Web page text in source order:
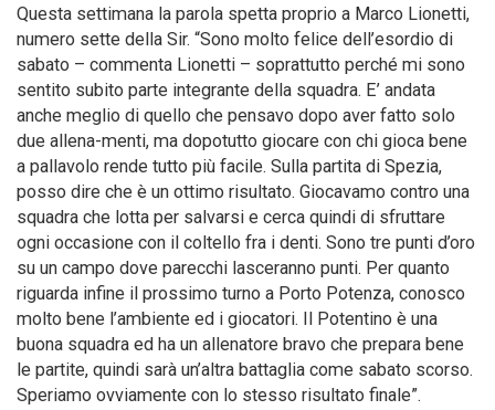
Questa settimana la parola spetta proprio a Marco Lionetti,
numero sette della Sir. “Sono molto felice dell’esordio di
sabato – commenta Lionetti – soprattutto perché mi sono
sentito subito parte integrante della squadra. E’ andata
anche meglio di quello che pensavo dopo aver fatto solo
due allena-menti, ma dopotutto giocare con chi gioca bene
a pallavolo rende tutto più facile. Sulla partita di Spezia,
posso dire che è un ottimo risultato. Giocavamo contro una
squadra che lotta per salvarsi e cerca quindi di sfruttare
ogni occasione con il coltello fra i denti. Sono tre punti d’oro
su un campo dove parecchi lasceranno punti. Per quanto
riguarda infine il prossimo turno a Porto Potenza, conosco
molto bene l’ambiente ed i giocatori. Il Potentino è una
buona squadra ed ha un allenatore bravo che prepara bene
le partite, quindi sarà un’altra battaglia come sabato scorso.
Speriamo ovviamente con lo stesso risultato finale”.